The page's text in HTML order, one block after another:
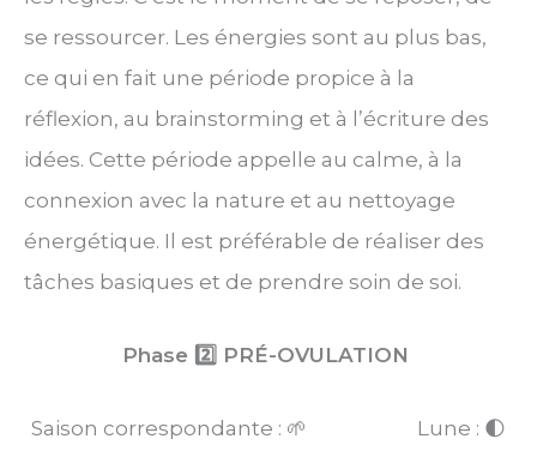
se ressourcer. Les énergies sont au plus bas,
ce qui en fait une période propice à la
réflexion, au brainstorming et à l’écriture des
idées. Cette période appelle au calme, à la
connexion avec la nature et au nettoyage
énergétique. Il est préférable de réaliser des
tâches basiques et de prendre soin de soi.
Phase 2️⃣ PRÉ-OVULATION
Saison correspondante : 🌱 Lune : 🌓